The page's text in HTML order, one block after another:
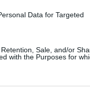
Data for Targeted
Sale, and/or
with the Purposes for
a bordo
yacht giunto a
con la
se fosse
, o se vi si